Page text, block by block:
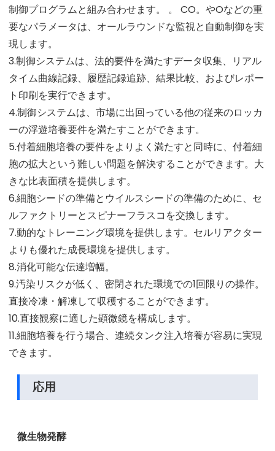
制御プログラムと組み合わせます。 。 CO。やOなどの重
要なパラメータは、オールラウンドな監視と自動制御を実
現します。
3.制御システムは、法的要件を満たすデータ収集、リアル
タイム曲線記録、履歴記録追跡、結果比較、およびレポー
ト印刷を実行できます。
4.制御システムは、市場に出回っている他の従来のロッカ
ーの浮遊培養要件を満たすことができます。
5.付着細胞培養の要件をよりよく満たすと同時に、付着細
胞の拡大という難しい問題を解決することができます。大
きな比表面積を提供します。
6.細胞シードの準備とウイルスシードの準備のために、セ
ルファクトリーとスピナーフラスコを交換します。
7.動的なトレーニング環境を提供します。セルリアクター
よりも優れた成長環境を提供します。
8.消化可能な伝達増幅。
9.汚染リスクが低く、密閉された環境での1回限りの操作。
直接冷凍・解凍して収穫することができます。
10.直接観察に適した顕微鏡を構成します。
11.細胞培養を行う場合、連続タンク注入培養が容易に実現
できます。
応用
微生物発酵